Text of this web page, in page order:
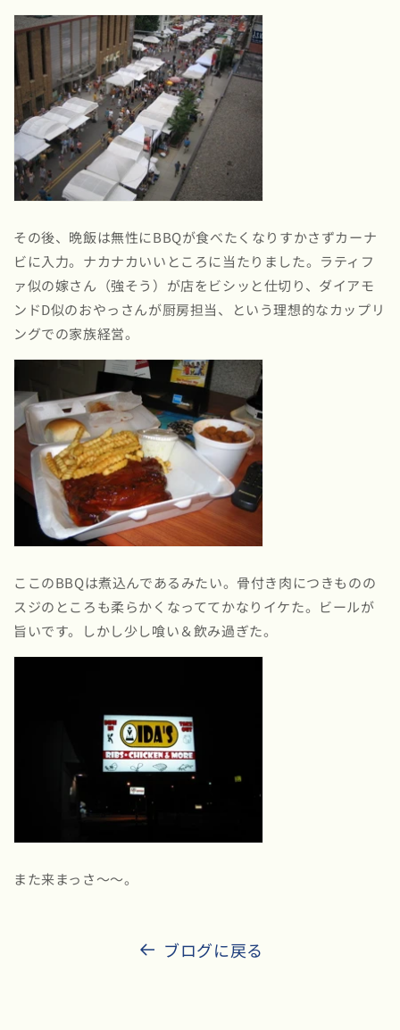
その後、晩飯は無性にBBQが食べたくなりすかさずカーナ
ビに入力。ナカナカいいところに当たりました。ラティフ
ァ似の嫁さん（強そう）が店をビシッと仕切り、ダイアモ
ンドD似のおやっさんが厨房担当、という理想的なカップリ
ングでの家族経営。
ここのBBQは煮込んであるみたい。骨付き肉につきものの
スジのところも柔らかくなっててかなりイケた。ビールが
旨いです。しかし少し喰い＆飲み過ぎた。
また来まっさ〜〜。
ブログに戻る